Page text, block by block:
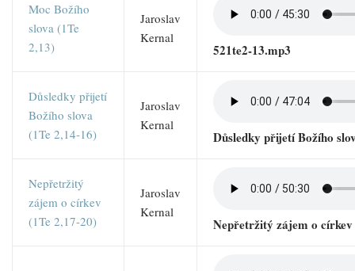
Moc Božího
slova (1Te
2,13)
Jaroslav
Kernal
521te2-13.mp3
Důsledky přijetí
Božího slova
(1Te 2,14-16)
Jaroslav
Kernal
Důsledky přijetí Božího
Nepřetržitý
zájem o církev
(1Te 2,17-20)
Jaroslav
Kernal
Nepřetržitý zájem o církev